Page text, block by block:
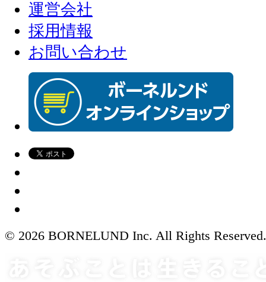
運営会社
採用情報
お問い合わせ
© 2026 BORNELUND Inc. All Rights Reserved.